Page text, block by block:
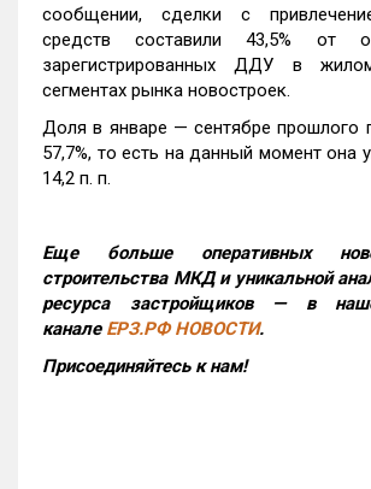
сообщении, сделки с
средств составили 43,5% от
зарегистрированных ДДУ в
сегментах рынка новостроек.
Доля в январе — сентябре прошлого
57,7%, то есть на данный момент она
14,2 п. п.
Еще больше оперативных
строительства МКД и уникальной
ресурса застройщиков — в
канале ЕРЗ.РФ НОВОСТИ.
Присоединяйтесь к нам!